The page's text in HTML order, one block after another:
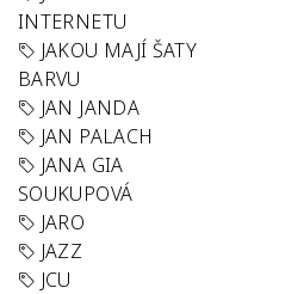
INTERNETU
JAKOU MAJÍ ŠATY
BARVU
JAN JANDA
JAN PALACH
JANA GIA
SOUKUPOVÁ
JARO
JAZZ
JCU